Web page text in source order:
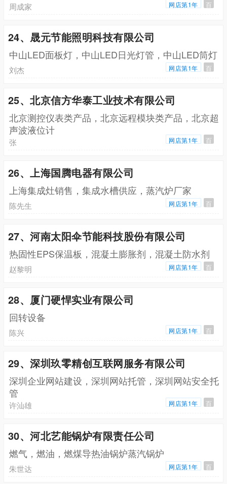
周成家 网店第1年 百
24、晟元节能照明科技有限公司
中山LED面板灯，中山LED日光灯管，中山LED筒灯
刘杰 网店第1年 百
25、北京信方华泰工业技术有限公司
北京测控仪表类产品，北京远程模块类产品，北京超
声波液位计
张 网店第1年 百
26、上海国腾电器有限公司
上海集成灶销售，集成水槽供应，蒸汽炉厂家
陈先生 网店第1年 百
27、河南太阳伞节能科技股份有限公司
热固性EPS保温板，混凝土膨胀剂，混凝土防水剂
赵黎明 网店第1年 百
28、厦门硬悍实业有限公司
回转设备
陈兴 网店第1年 百
29、深圳玖零精创互联网服务有限公司
深圳企业网站建设，深圳网站托管，深圳网站安全托
管
许汕雄 网店第1年 百
30、河北艺能锅炉有限责任公司
燃气，燃油，燃煤导热油锅炉蒸汽锅炉
朱世达 网店第1年 百